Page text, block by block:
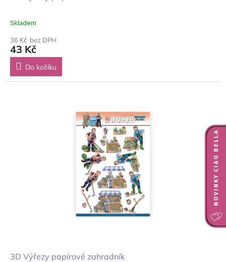
Skladem
36 Kč bez DPH
43 Kč
Do košíku
3D Výřezy papírové zahradník
NOVINKY CIAO BELLA